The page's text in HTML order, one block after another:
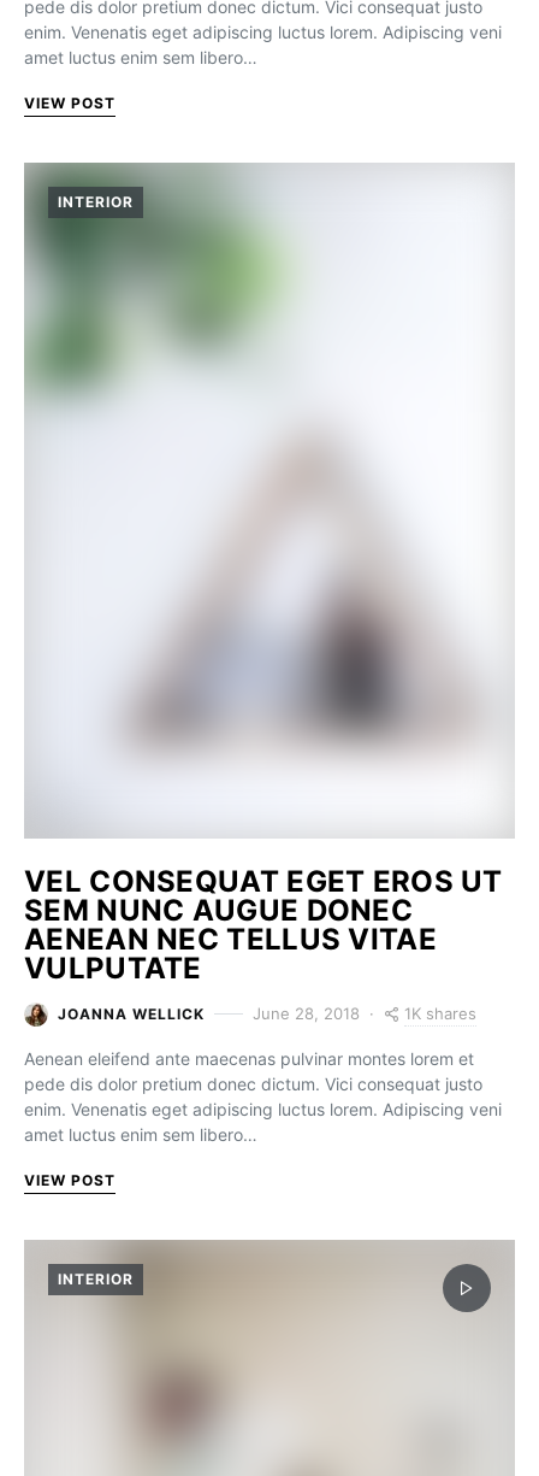
pede dis dolor pretium donec dictum. Vici consequat justo
enim. Venenatis eget adipiscing luctus lorem. Adipiscing veni
amet luctus enim sem libero…
VIEW POST
INTERIOR
VEL CONSEQUAT EGET EROS UT
SEM NUNC AUGUE DONEC
AENEAN NEC TELLUS VITAE
VULPUTATE
JOANNA WELLICK June 28, 2018 1K shares
Aenean eleifend ante maecenas pulvinar montes lorem et
pede dis dolor pretium donec dictum. Vici consequat justo
enim. Venenatis eget adipiscing luctus lorem. Adipiscing veni
amet luctus enim sem libero…
VIEW POST
INTERIOR